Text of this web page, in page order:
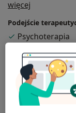
uczestniczę 4
(Wrocławska
i Rozwoju
Specjalizuję się
oraz innych
behawioralnych,
warsztaty o
sprawczości,
więcej
Podejście
Psychoterapia
Psychoterapia
Główne obszary
Uzależnienia
Zaburzenia